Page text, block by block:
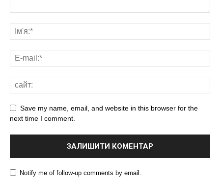
Save my name, email, and website in this browser for the
next time I comment.
Notify me of follow-up comments by email.